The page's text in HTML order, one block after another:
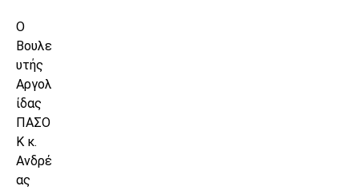
Ο
Βουλε
υτής
Αργολ
ίδας
ΠΑΣΟ
Κ κ.
Ανδρέ
ας